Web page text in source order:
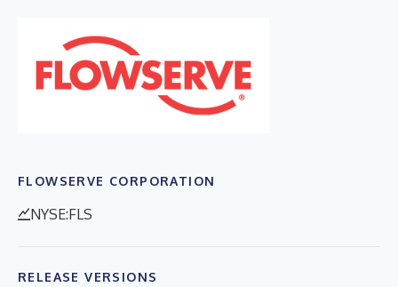
FLOWSERVE CORPORATION
NYSE:FLS
RELEASE VERSIONS